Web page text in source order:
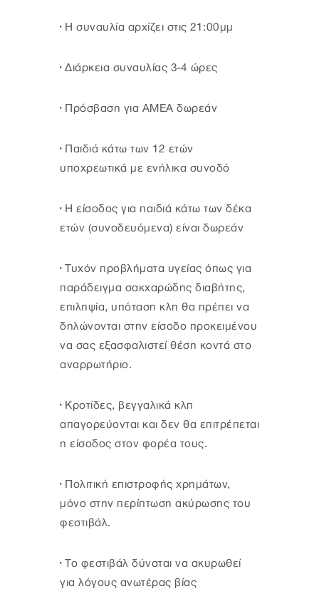
· Η συναυλία αρχίζει στις 21:00μμ
· Διάρκεια συναυλίας 3-4 ώρες
· Πρόσβαση για ΑΜΕΑ δωρεάν
· Παιδιά κάτω των 12 ετών
υποχρεωτικά με ενήλικα συνοδό
· Η είσοδος για παιδιά κάτω των δέκα
ετών (συνοδευόμενα) είναι δωρεάν
· Τυχόν προβλήματα υγείας όπως για
παράδειγμα σακχαρώδης διαβήτης,
επιληψία, υπόταση κλπ θα πρέπει να
δηλώνονται στην είσοδο προκειμένου
να σας εξασφαλιστεί θέση κοντά στο
αναρρωτήριο.
· Κροτίδες, βεγγαλικά κλπ
απαγορεύονται και δεν θα επιτρέπεται
η είσοδος στον φορέα τους.
· Πολιτική επιστροφής χρημάτων,
μόνο στην περίπτωση ακύρωσης του
φεστιβάλ.
· Το φεστιβάλ δύναται να ακυρωθεί
για λόγους ανωτέρας βίας